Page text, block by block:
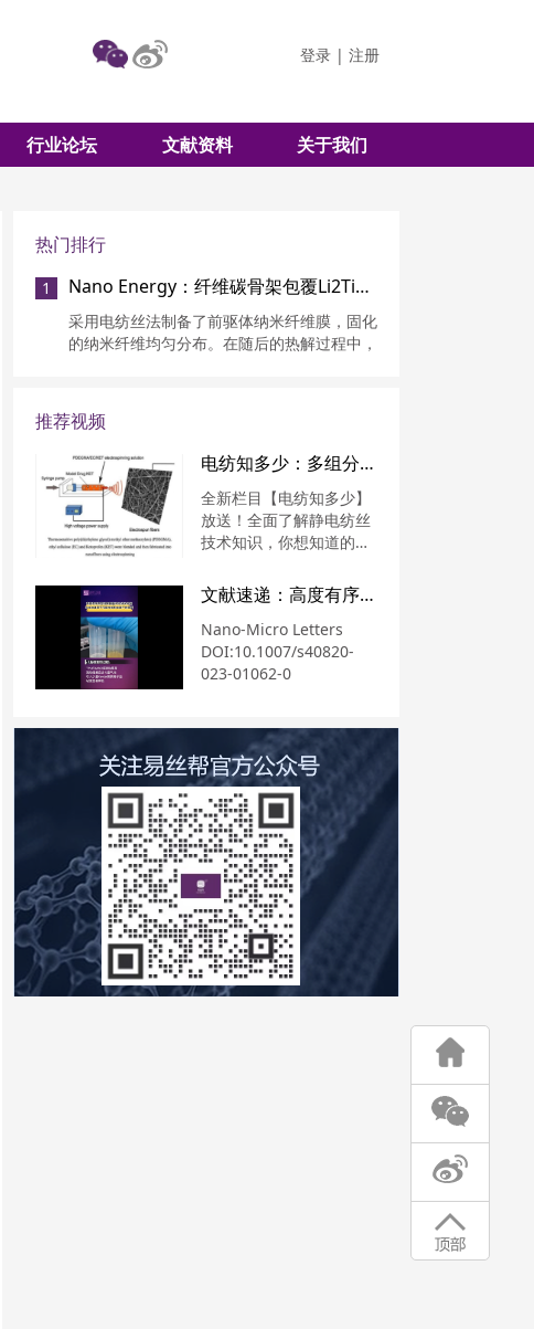
登录 | 注册
行业论坛 文献资料 关于我们
热门排行
1 Nano Energy：纤维碳骨架包覆Li2TiSiO5纳米颗粒实现快速稳定锂存储
采用电纺丝法制备了前驱体纳米纤维膜，固化
的纳米纤维均匀分布。在随后的热解过程中，
推荐视频
电纺知多少：多组分纤维的制备方法 —共混静电纺丝
全新栏目【电纺知多少】
放送！全面了解静电纺丝
技术知识，你想知道的都
文献速递：高度有序热塑性聚氨酯芳纶纳米纤维导电泡沫用于压阻传感和电磁干扰屏蔽
Nano-Micro Letters
DOI:10.1007/s40820-
023-01062-0